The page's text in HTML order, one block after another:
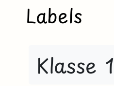
Labels
Klasse 1